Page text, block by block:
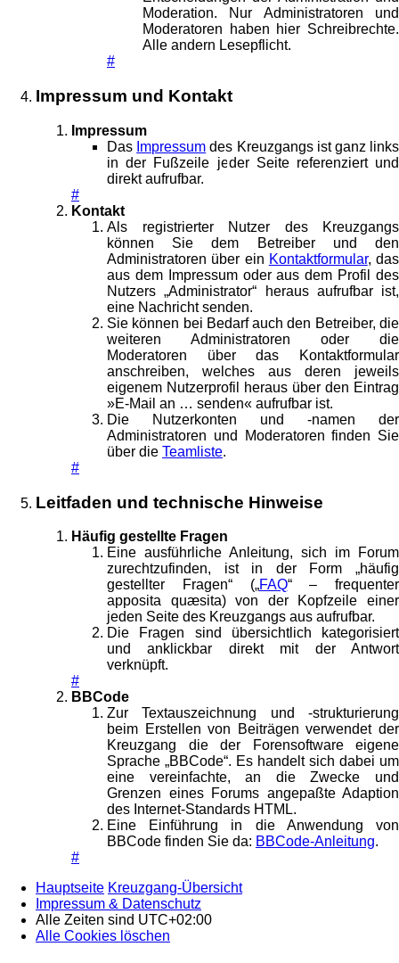
Moderation. Nur Administratoren und
Moderatoren haben hier Schreibrechte.
Alle andern Lesepflicht.
#
Impressum und Kontakt
Impressum
Das Impressum des Kreuzgangs ist ganz links
in der Fußzeile jeder Seite referenziert und
direkt aufrufbar.
#
Kontakt
Als registrierter Nutzer des Kreuzgangs
können Sie dem Betreiber und den
Administratoren über ein Kontaktformular, das
aus dem Impressum oder aus dem Profil des
Nutzers „Administrator“ heraus aufrufbar ist,
eine Nachricht senden.
Sie können bei Bedarf auch den Betreiber, die
weiteren Administratoren oder die
Moderatoren über das Kontaktformular
anschreiben, welches aus deren jeweils
eigenem Nutzerprofil heraus über den Eintrag
»E-Mail an … senden« aufrufbar ist.
Die Nutzerkonten und -namen der
Administratoren und Moderatoren finden Sie
über die Teamliste.
#
Leitfaden und technische Hinweise
Häufig gestellte Fragen
Eine ausführliche Anleitung, sich im Forum
zurechtzufinden, ist in der Form „häufig
gestellter Fragen“ („FAQ“ – frequenter
apposita quæsita) von der Kopfzeile einer
jeden Seite des Kreuzgangs aus aufrufbar.
Die Fragen sind übersichtlich kategorisiert
und anklickbar direkt mit der Antwort
verknüpft.
#
BBCode
Zur Textauszeichnung und -strukturierung
beim Erstellen von Beiträgen verwendet der
Kreuzgang die der Forensoftware eigene
Sprache „BBCode“. Es handelt sich dabei um
eine vereinfachte, an die Zwecke und
Grenzen eines Forums angepaßte Adaption
des Internet-Standards HTML.
Eine Einführung in die Anwendung von
BBCode finden Sie da: BBCode-Anleitung.
#
Hauptseite Kreuzgang-Übersicht
Impressum & Datenschutz
Alle Zeiten sind UTC+02:00
Alle Cookies löschen